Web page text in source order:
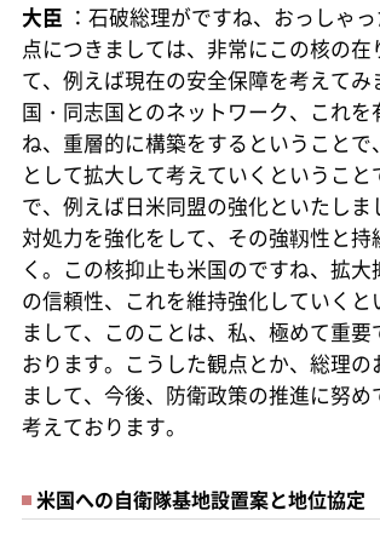
大臣 ：石破総理がですね、おっしゃ
点につきましては、非常にこの核の在
て、例えば現在の安全保障を考えてみ
国・同志国とのネットワーク、これを
ね、重層的に構築をするということで
として拡大して考えていくということ
で、例えば日米同盟の強化といたしま
対処力を強化をして、その強靱性と持
く。この核抑止も米国のですね、拡大
の信頼性、これを維持強化していくと
まして、このことは、私、極めて重要
おります。こうした観点とか、総理の
まして、今後、防衛政策の推進に努め
考えております。
米国への自衛隊基地設置案と地位協定